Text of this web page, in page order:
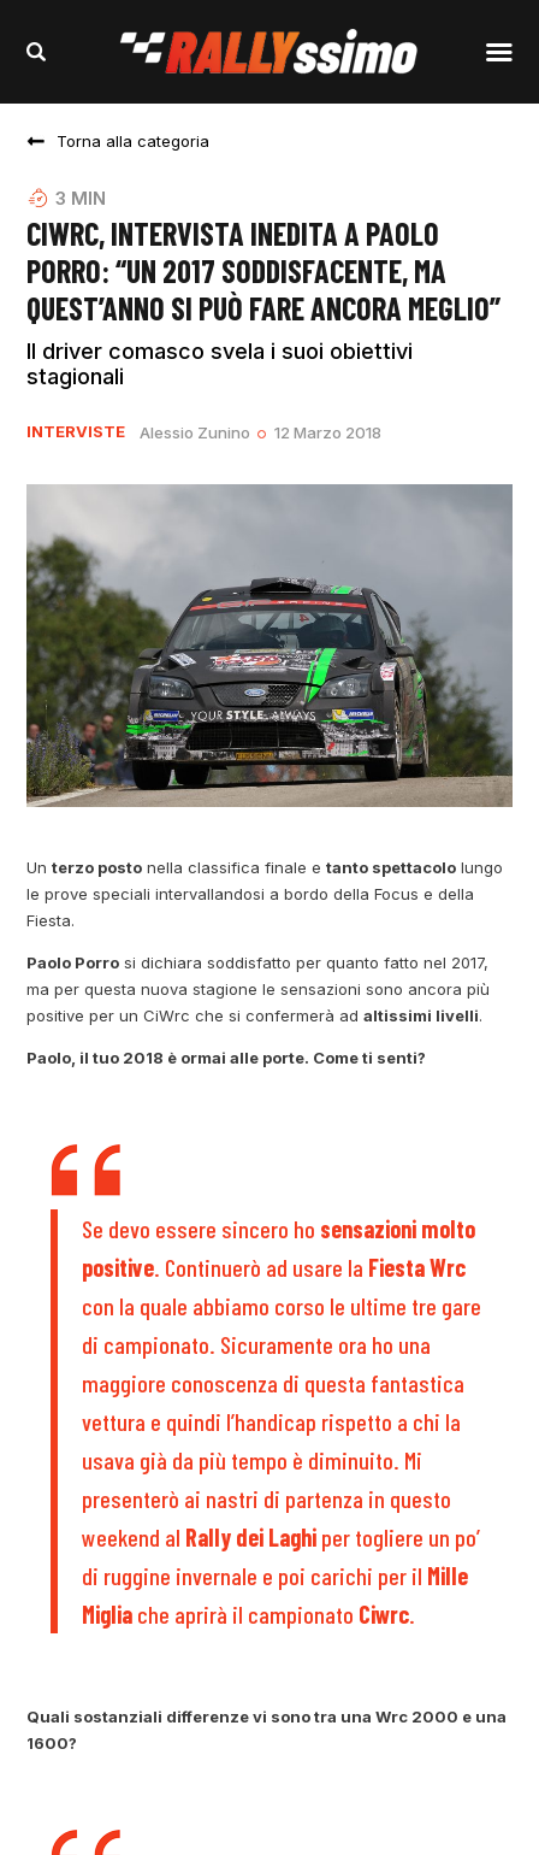
Torna alla categoria
3 MIN
CIWRC, INTERVISTA INEDITA A PAOLO
PORRO: “UN 2017 SODDISFACENTE, MA
QUEST’ANNO SI PUÒ FARE ANCORA MEGLIO”
Il driver comasco svela i suoi obiettivi
stagionali
INTERVISTE Alessio Zunino 12 Marzo 2018
Unterzo posto nella classifica finale etanto spettacolo lungo
le prove speciali intervallandosi a bordo della Focus e della
Fiesta.
Paolo Porro si dichiara soddisfatto per quanto fatto nel 2017,
ma per questa nuova stagione le sensazioni sono ancora più
positive per un CiWrc che si confermerà adaltissimi livelli.
Paolo, il tuo 2018 è ormai alle porte. Come ti senti?
Se devo essere sincero ho sensazioni molto
positive. Continuerò ad usare la Fiesta Wrc
con la quale abbiamo corso le ultime tre gare
di campionato. Sicuramente ora ho una
maggiore conoscenza di questa fantastica
vettura e quindi l’handicap rispetto a chi la
usava già da più tempo è diminuito. Mi
presenterò ai nastri di partenza in questo
weekend al Rally dei Laghi per togliere un po’
di ruggine invernale e poi carichi per il Mille
Miglia che aprirà il campionato Ciwrc.
Quali sostanziali differenze vi sono tra una Wrc 2000 e una
1600?